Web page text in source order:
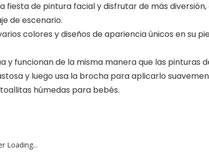
fiesta de pintura facial y disfrutar de más
de escenario.
colores y diseños de apariencia únicos en su
y funcionan de la misma manera que las pinturas
y luego usa la brocha para aplicarlo
húmedas para bebés.
Loading...